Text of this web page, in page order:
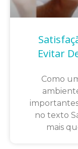
Evitar
Como
no texto
mais